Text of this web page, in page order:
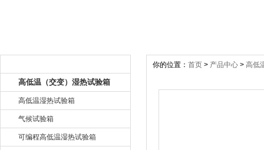
高低温（交变）湿热试验箱
高低温湿热试验箱
气候试验箱
可编程高低温湿热试验箱
你的位置： 首页 > 产品中心 > 高低